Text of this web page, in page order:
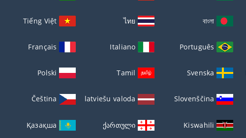
বাংলা
ไทย
Tiếng Việt
Português
Italiano
Français
Svenska
Tamil
Polski
Slovenščina
latviešu valoda
Čeština
Kiswahili
ქართული
Қазақша